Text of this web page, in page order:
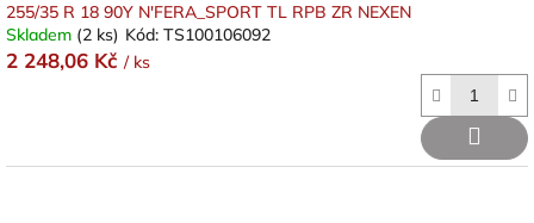
255/35 R 18 90Y N'FERA_SPORT TL RPB ZR NEXEN
Skladem (2 ks) Kód: TS100106092
2 248,06 Kč / ks